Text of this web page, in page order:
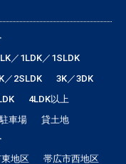
／1LDK／1SLDK
／2SLDK
3K／3DK
4LDK以上
車場
貸土地
地区
帯広市西地区